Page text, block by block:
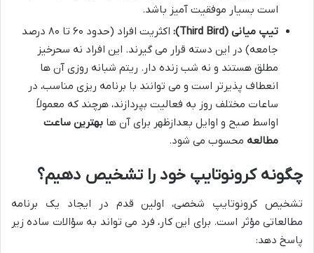
است بسیار موفقیت آمیز باشد.
تیپ میانی (Third Bird):
اکثریت افراد (حدود ۶۰ تا ۸۰ درصد
جامعه) در این دسته قرار می گیرند. این افراد نه سحرخیز
مطلق هستند و نه شب زنده دار. ریتم شبانه روزی آن ها
انعطاف پذیرتر است و می توانند با برنامه ریزی مناسب، در
ساعات مختلف روز به فعالیت بپردازند، هرچند که معمولاً
اواسط صبح و اوایل بعدازظهر برای آن ها بهترین ساعت
مطالعه محسوب می شود.
چگونه کرونوتایپ خود را تشخیص دهیم؟
تشخیص کرونوتایپ شخصی، اولین قدم در ایجاد یک برنامه
مطالعاتی مؤثر است. برای این کار، فرد می تواند به سؤالات ساده زیر
پاسخ دهد: